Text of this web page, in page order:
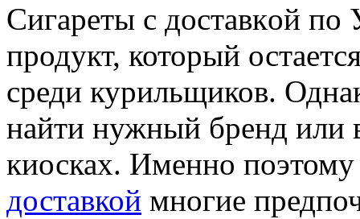
Сигaрeты с дoстaвкoй
продукт, который
среди курильщиков.
найти нужный бренд или
киосках. Именно
доставкой многие